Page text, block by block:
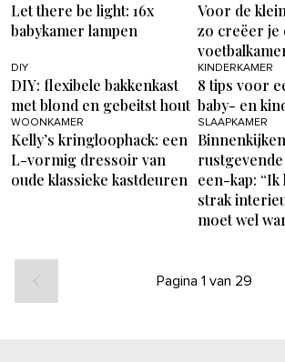
Let there be light: 16x
babykamer lampen
Voor de
zo creëer je
DIY
DIY: flexibele bakkenkast
met blond en gebeitst hout
KINDERKAMER
8 tips voor
baby- en
WOONKAMER
Kelly’s kringloophack: een
L-vormig dressoir van
oude klassieke kastdeuren
SLAAPKAMER
een-kap: “Ik
strak
moet wel
Pagina 1 van 29